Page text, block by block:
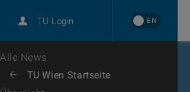
TU Login EN
Karriere
Zur 1. Menü Ebene
Alle News
Zurück: Subseiten von TU Wien Startseite auflisten
Zurück zur letzten Ebene:
TU Wien Startseite